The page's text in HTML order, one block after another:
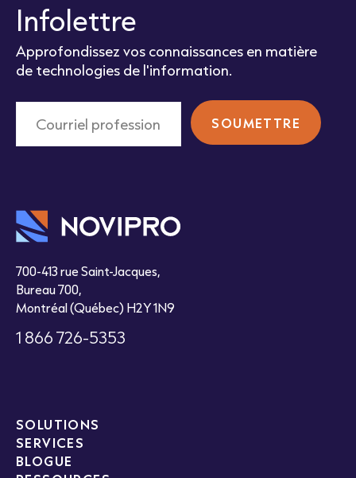
Infolettre
Approfondissez vos connaissances en matière
de technologies de l'information.
700-413 rue Saint-Jacques,
Bureau 700,
Montréal (Québec) H2Y 1N9
1 866 726-5353
SOLUTIONS
SERVICES
BLOGUE